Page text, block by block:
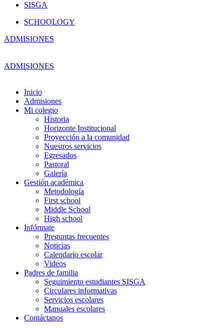
SISGA
SCHOOLOGY
ADMISIONES
ADMISIONES
Inicio
Admisiones
Mi colegio
Historia
Horizonte Institucional
Proyección a la comunidad
Nuestros servicios
Egresados
Pastoral
Galería
Gestión académica
Metodología
First school
Middle School
High school
Infórmate
Preguntas frecuentes
Noticias
Calendario escolar
Videos
Padres de familia
Seguimiento estudiantes SISGA
Circulares informativas
Servicios escolares
Manuales escolares
Contáctanos